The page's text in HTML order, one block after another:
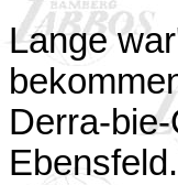
Lange
Derra-